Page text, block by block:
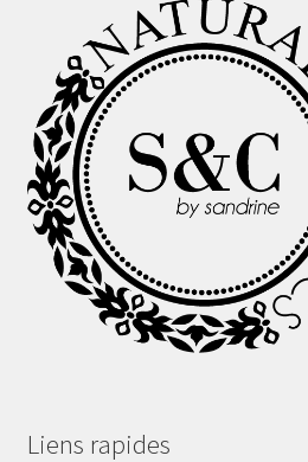
Liens rapides